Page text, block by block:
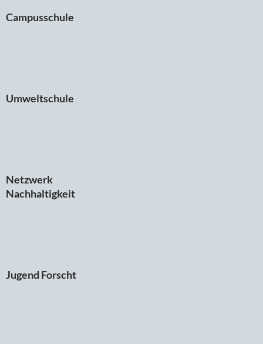
Campusschule
Umweltschule
Netzwerk
Nachhaltigkeit
Jugend Forscht